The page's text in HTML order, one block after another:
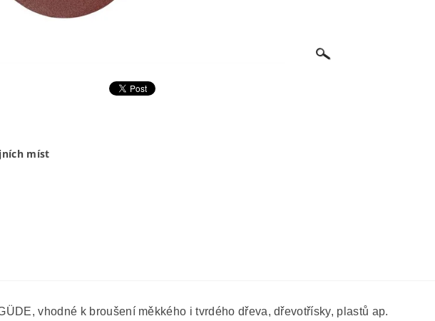
míst
vhodné k broušení měkkého i tvrdého dřeva, dřevotřísky, plastů ap.